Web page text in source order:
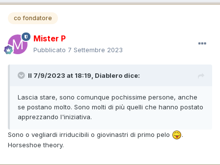
farmela così..."
Lascia stare, sono comunque pochissime persone, anche
se postano molto. Sono molti di più quelli che hanno postato
co fondatore
Mister P
Pubblicato 7 Settembre 2023
Il 7/9/2023 at 18:19, Diablero dice:
Lascia stare, sono comunque pochissime persone, anche
se postano molto. Sono molti di più quelli che hanno postato
apprezzando l'iniziativa.
Sono o vegliardi irriducibili o giovinastri di primo pelo
.
Horseshoe theory.